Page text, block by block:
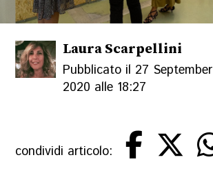
Laura Scarpellini
Pubblicato il 27 September
2020 alle 18:27
condividi articolo: